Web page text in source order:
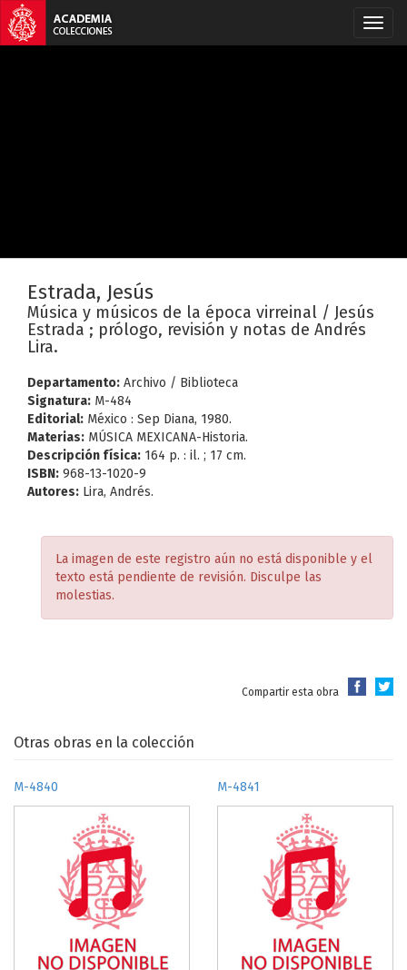
Estrada, Jesús
Música y músicos de la época virreinal / Jesús
Estrada ; prólogo, revisión y notas de Andrés
Lira.
Departamento: Archivo / Biblioteca
Signatura: M-484
Editorial: México : Sep Diana, 1980.
Materias: MÚSICA MEXICANA-Historia.
Descripción física: 164 p. : il. ; 17 cm.
ISBN: 968-13-1020-9
Autores: Lira, Andrés.
La imagen de este registro aún no está disponible y el
texto está pendiente de revisión. Disculpe las
molestias.
Compartir esta obra
Otras obras en la colección
M-4840 M-4841